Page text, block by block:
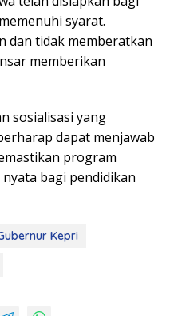
syarat.
dan tidak memberatkan
memberikan
sosialisasi yang
dapat menjawab
program
bagi pendidikan
Kepri